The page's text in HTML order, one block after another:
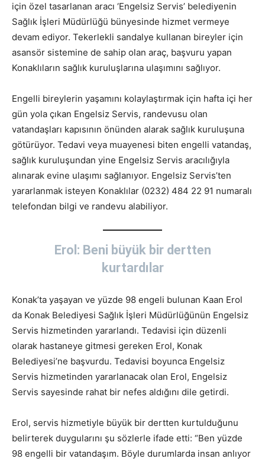
için özel tasarlanan aracı ‘Engelsiz Servis’ belediyenin
Sağlık İşleri Müdürlüğü bünyesinde hizmet vermeye
devam ediyor. Tekerlekli sandalye kullanan bireyler için
asansör sistemine de sahip olan araç, başvuru yapan
Konaklıların sağlık kuruluşlarına ulaşımını sağlıyor.
Engelli bireylerin yaşamını kolaylaştırmak için hafta içi her
gün yola çıkan Engelsiz Servis, randevusu olan
vatandaşları kapısının önünden alarak sağlık kuruluşuna
götürüyor. Tedavi veya muayenesi biten engelli vatandaş,
sağlık kuruluşundan yine Engelsiz Servis aracılığıyla
alınarak evine ulaşımı sağlanıyor. Engelsiz Servis’ten
yararlanmak isteyen Konaklılar (0232) 484 22 91 numaralı
telefondan bilgi ve randevu alabiliyor.
Erol: Beni büyük bir dertten
kurtardılar
Konak’ta yaşayan ve yüzde 98 engeli bulunan Kaan Erol
da Konak Belediyesi Sağlık İşleri Müdürlüğünün Engelsiz
Servis hizmetinden yararlandı. Tedavisi için düzenli
olarak hastaneye gitmesi gereken Erol, Konak
Belediyesi’ne başvurdu. Tedavisi boyunca Engelsiz
Servis hizmetinden yararlanacak olan Erol, Engelsiz
Servis sayesinde rahat bir nefes aldığını dile getirdi.
Erol, servis hizmetiyle büyük bir dertten kurtulduğunu
belirterek duygularını şu sözlerle ifade etti: “Ben yüzde
98 engelli bir vatandaşım. Böyle durumlarda insan anlıyor